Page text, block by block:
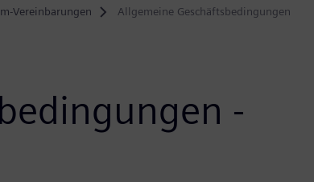
Vereinbarungen Allgemeine Geschäftsbedingungen
-